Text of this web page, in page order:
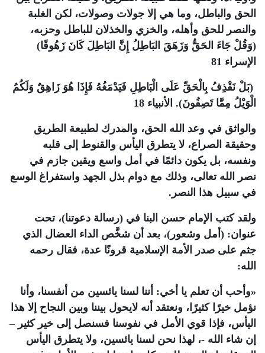
الحق والباطل، وما هي إلا جولات وصولات، لكن الغلبة
والنصر للحق وأهله، والخزي والخذلان للباطل وحزبه،
(وَقُلْ جَاءَ الحَقُّ وَزَهَقَ البَاطِلُ إِنَّ البَاطِلَ كَانَ زَهُوقًا)
الإسراء 81
(بَلْ نَقْذِفُ بِالْحَقِّ عَلَى الْبَاطِلِ فَيَدْمَغُهُ فَإِذَا هُوَ زَاهِقٌ وَلَكُمُ
الْوَيْلُ مِمَّا تَصِفُونَ). الأنبياء 18
والواثق في وعد الله الحق، والمدرك لطبيعة الطريق
وحقيقة الصراع، لا يتطرق اليأس والقنوط إلى قلبه
ونفسه، بل يكون دائمًا في أمل واسع ويقين جازم في
نصر الله تعالى، وذلك مع دوام بذل الجهد واستفراغ الوسع
في سبيل هذا النصر.
ولقد كتب الإمام حسن البنا في (رسالة دعوتنا)، تحت
عنوان: (أمل وشعور)، بعد أن شخَّص الداء العضال الذي
جثم على صدر الأمة الإسلامية قرونًا عدة، فقال رحمه
الله:
«وأحب أن تعلم يا أخي: أننا لسنا يائسين من أنفسنا، وأنا
نؤمل خيرًا كثيرًا، ونعتقد أنه لايحول بيننا وبين النجاح إلا هذا
اليأس، فإذا قوي الأمل في نفوسنا فسنصل إلى خير كثير –
إن شاء الله -، لهذا نحن لسنا يائسين، ولا يتطرق اليأس